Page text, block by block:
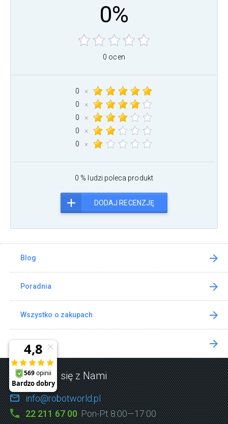
0%
0 ocen
0
×
0
×
0
×
0
×
0
×
0 % ludzi poleca produkt
DODAJ RECENZJĘ
Blog
Poradnia
Wszystko o zakupach
Kontakt
Skontaktuj się z Nami
info@robotworld.pl
22 211 67 00 Pon-Pt 8:00—17:00